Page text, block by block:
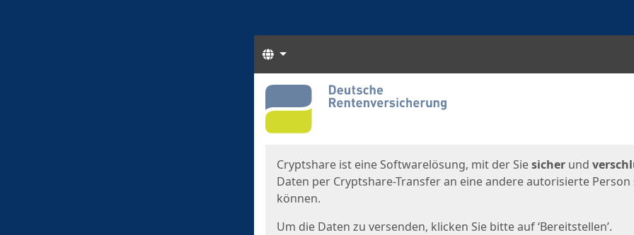
Sprachen
Start
Cryptshare ist eine Softwarelösung, mit der Siesicher und
Daten per Cryptshare-Transfer an eine andere autorisierte Person
können.
Um die Daten zu versenden, klicken Sie bitte auf ‘Bereitstellen’.